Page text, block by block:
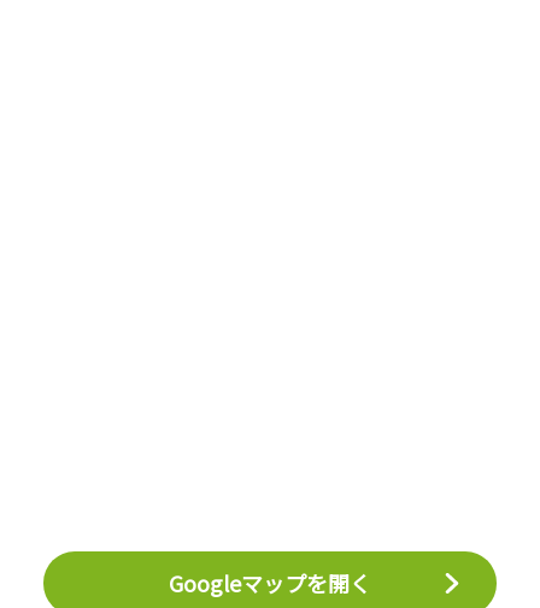
Googleマップを開く